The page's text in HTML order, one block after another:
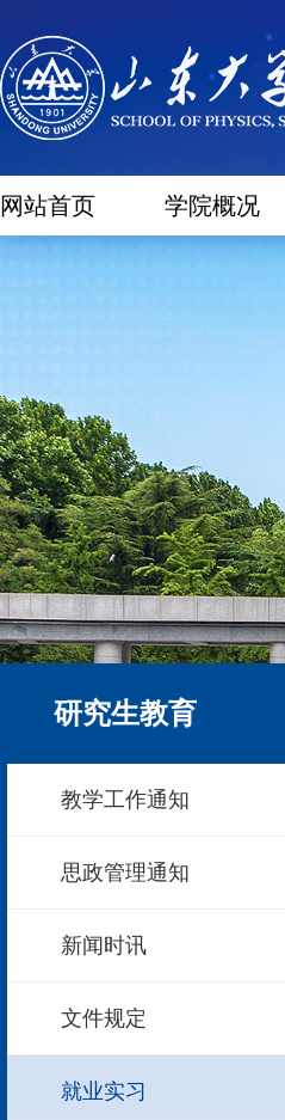
网站首页 学院概况
研究生教育
教学工作通知
思政管理通知
新闻时讯
文件规定
就业实习